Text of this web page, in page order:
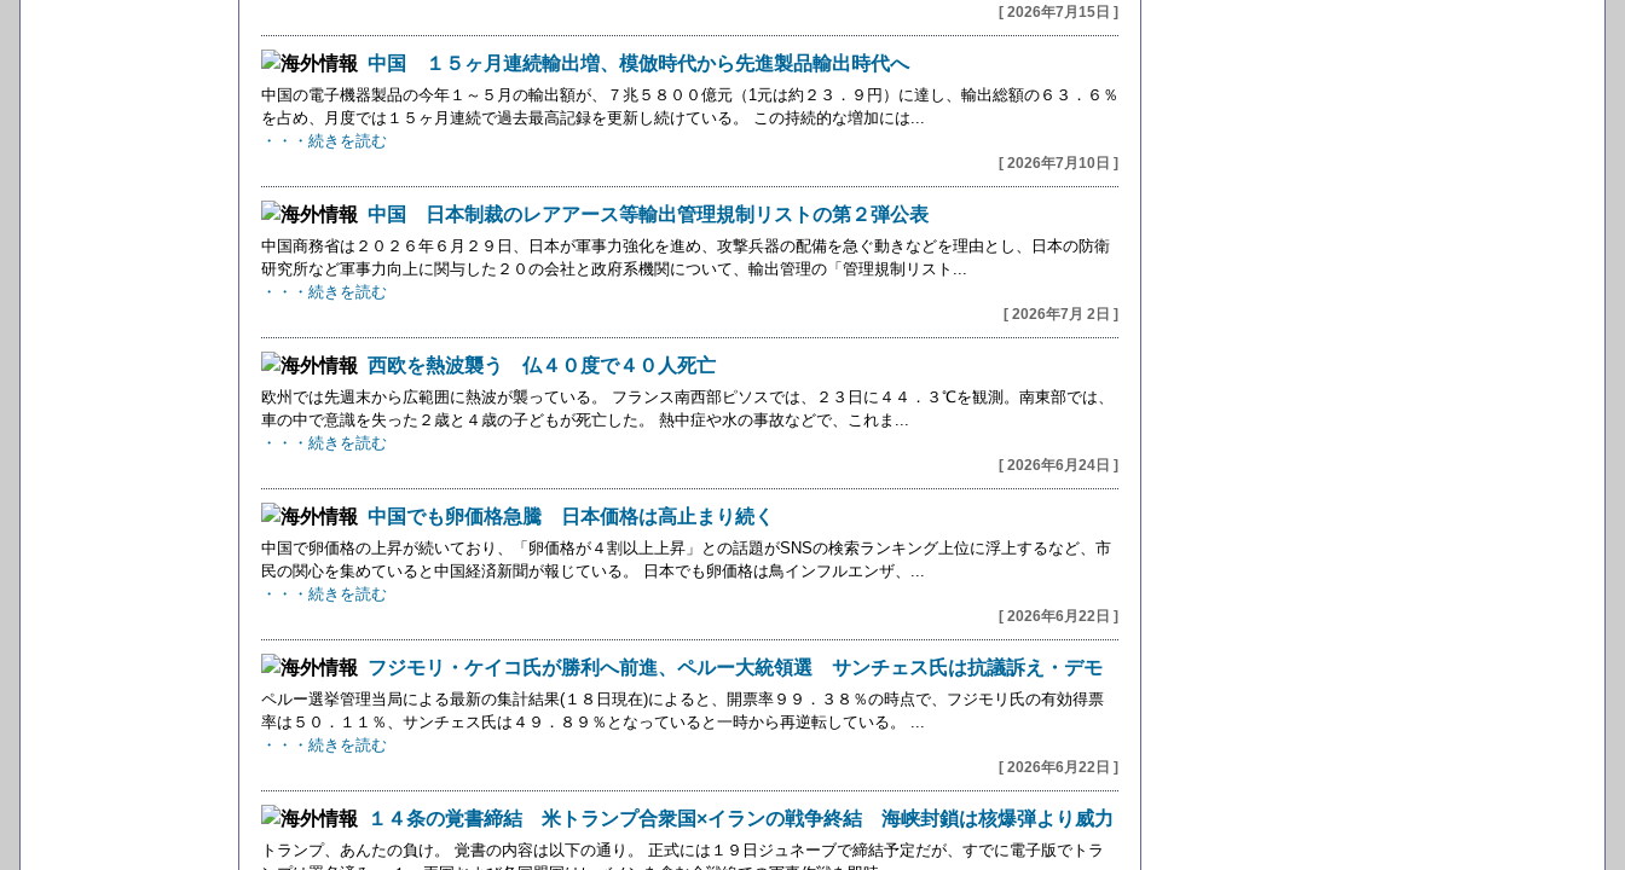
[ 2026年7月15日 ]
中国 １５ヶ月連続輸出増、模倣時代から先進製品輸出時代へ
中国の電子機器製品の今年１～５月の輸出額が、７兆５８００億元（1元は約２３．９円）に達し、輸出総額の６３．６％
を占め、月度では１５ヶ月連続で過去最高記録を更新し続けている。 この持続的な増加には...
・・・続きを読む
[ 2026年7月10日 ]
中国 日本制裁のレアアース等輸出管理規制リストの第２弾公表
中国商務省は２０２６年６月２９日、日本が軍事力強化を進め、攻撃兵器の配備を急ぐ動きなどを理由とし、日本の防衛
研究所など軍事力向上に関与した２０の会社と政府系機関について、輸出管理の「管理規制リスト...
・・・続きを読む
[ 2026年7月 2日 ]
西欧を熱波襲う 仏４０度で４０人死亡
欧州では先週末から広範囲に熱波が襲っている。 フランス南西部ピソスでは、２３日に４４．３℃を観測。南東部では、
車の中で意識を失った２歳と４歳の子どもが死亡した。 熱中症や水の事故などで、これま...
・・・続きを読む
[ 2026年6月24日 ]
中国でも卵価格急騰 日本価格は高止まり続く
中国で卵価格の上昇が続いており、「卵価格が４割以上上昇」との話題がSNSの検索ランキング上位に浮上するなど、市
民の関心を集めていると中国経済新聞が報じている。 日本でも卵価格は鳥インフルエンザ、...
・・・続きを読む
[ 2026年6月22日 ]
フジモリ・ケイコ氏が勝利へ前進、ペルー大統領選 サンチェス氏は抗議訴え・デモ
ペルー選挙管理当局による最新の集計結果(１８日現在)によると、開票率９９．３８％の時点で、フジモリ氏の有⁠効得票
率は５０．１１％、サンチェス氏は４９．８９％となっていると一時から再逆転している。 ...
・・・続きを読む
[ 2026年6月22日 ]
１４条の覚書締結 米トランプ合衆国×イランの戦争終結 海峡封鎖は核爆弾より威力
トランプ、あんたの負け。 覚書の内容は以下の通り。 正式には１９日ジュネーブで締結予定だが、すでに電子版でトラ